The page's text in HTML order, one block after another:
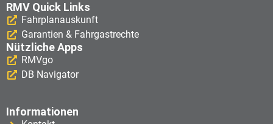
RMV Quick Links
Fahrplanauskunft
Garantien & Fahrgastrechte
Nützliche Apps
RMVgo
DB Navigator
Informationen